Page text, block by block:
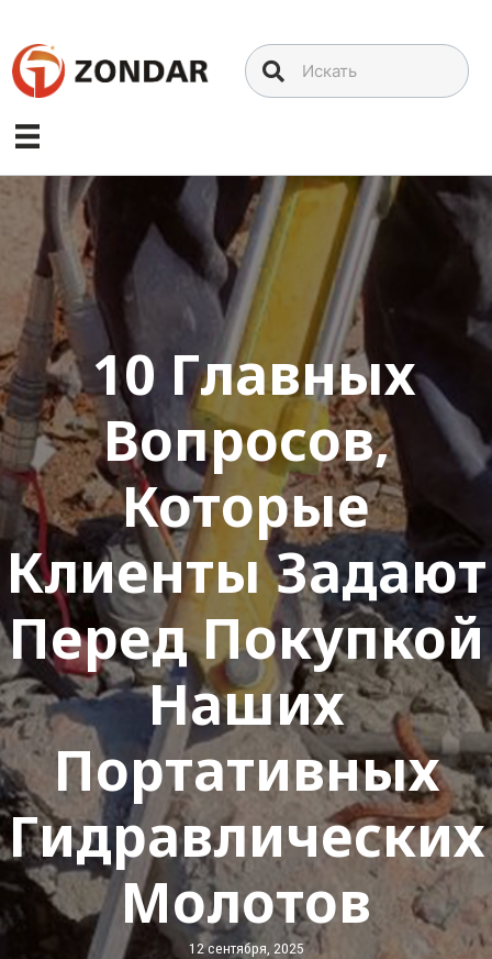
содержимому
10 Главных
Вопросов,
Которые
Клиенты Задают
Перед Покупкой
Наших
Портативных
Гидравлических
Молотов
12 сентября, 2025